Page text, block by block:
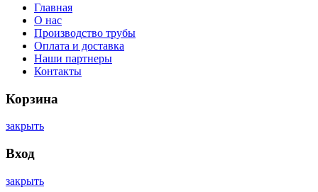
Главная
О нас
Производство трубы
Оплата и доставка
Наши партнеры
Контакты
Корзина
закрыть
Вход
закрыть